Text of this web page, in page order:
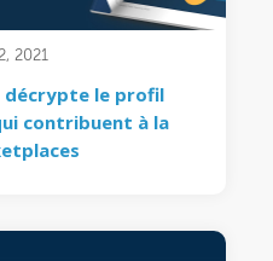
2021
décrypte le profil
contribuent à la